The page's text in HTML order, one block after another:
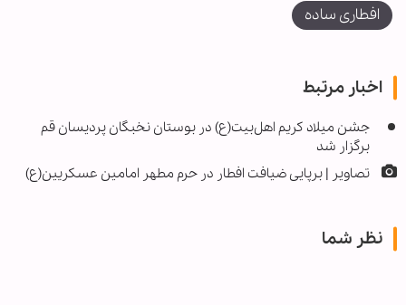
افطاری ساده
اخبار مرتبط
جشن میلاد کریم اهل‌بیت(ع) در بوستان نخبگان پردیسان قم
برگزار شد
تصاویر | برپایی ضیافت افطار در حرم مطهر امامین عسکریین(ع)
نظر شما